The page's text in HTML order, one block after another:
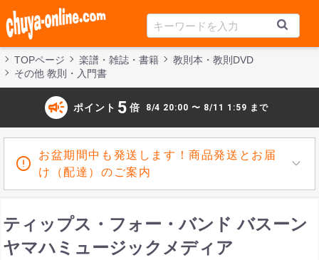
TOPページ 楽譜・雑誌・書籍
教則本・教則DVD
その他 教則・入門書
campaign ポイント 5 倍 8/4 20:00 〜 8/11 1:59 まで
お盆期間中も発送します！商品発送とお届
け（配達）のご案内
ティップス・フォー・バンド バスーン
ヤマハミュージックメディア